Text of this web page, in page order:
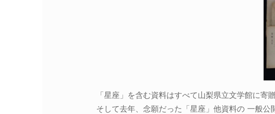
「星座」を含む資料はすべて山梨県立文学館に寄
そして去年、念願だった「星座」他資料の 一般